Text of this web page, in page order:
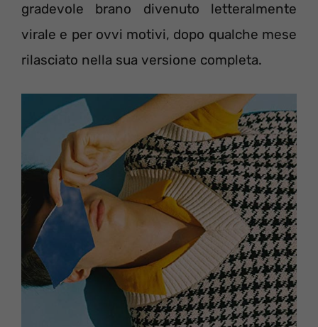
gradevole brano divenuto letteralmente
virale e per ovvi motivi, dopo qualche mese
rilasciato nella sua versione completa.